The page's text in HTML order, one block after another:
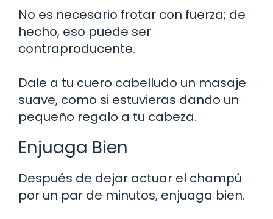
No es necesario frotar con fuerza; de
hecho, eso puede ser
contraproducente.
Dale a tu cuero cabelludo un masaje
suave, como si estuvieras dando un
pequeño regalo a tu cabeza.
Enjuaga Bien
Después de dejar actuar el champú
por un par de minutos, enjuaga bien.